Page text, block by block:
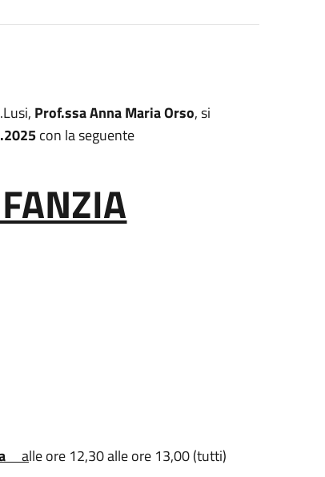
Prof.ssa Anna Maria Orso, si
con la seguente
alleore 12,30 alle ore 13,00 (tutti)